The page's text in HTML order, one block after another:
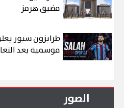
مضيق هرمز
موسمية بعد
الصور